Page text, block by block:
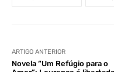
ARTIGO ANTERIOR
Novela “Um Refúgio para o